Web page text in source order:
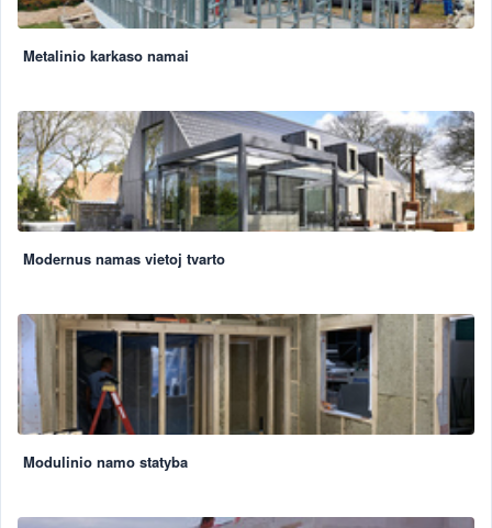
Metalinio karkaso namai
Modernus namas vietoj tvarto
Modulinio namo statyba